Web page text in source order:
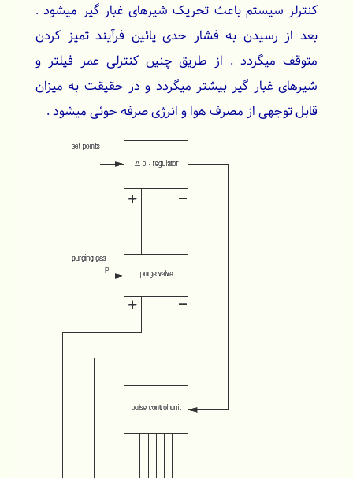
کنترلر سیستم باعث تحریک شیرهای غبار گیر میشود .
بعد از رسیدن به فشار حدی پائین فرآیند تمیز کردن
متوقف میگردد . از طریق چنین کنترلی عمر فیلتر و
شیرهای غبار گیر بیشتر میگردد و در حقیقت به میزان
قابل توجهی از مصرف هوا و انرژی صرفه جوئی میشود .